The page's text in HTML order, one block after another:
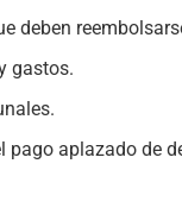
deben
gastos.
pago aplazado de